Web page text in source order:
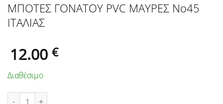
ΜΠΟΤΕΣ ΓΟΝΑΤΟΥ PVC ΜΑΥΡΕΣ Nο45
ΙΤΑΛΙΑΣ
12.00 €
Διαθέσιμο
ΜΠΟΤΕΣ ΓΟΝΑΤΟΥ PVC ΜΑΥΡΕΣ Nο45 ΙΤΑΛΙΑΣ ποσότητα